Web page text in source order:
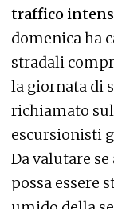
traffico
domenica ha
stradali
la giornata di
richiamato
escursionisti
Da valutare
possa essere